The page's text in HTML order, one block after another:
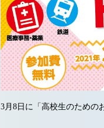
3月8日に「高校生のための